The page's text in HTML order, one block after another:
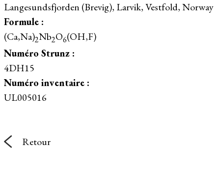
Langesundsfjorden (Brevig), Larvik, Vestfold, Norway
Formule :
(Ca,Na)2Nb2O6(OH,F)
Numéro Strunz :
4DH15
Numéro inventaire :
UL005016
Retour